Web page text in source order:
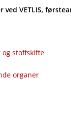
ved VETLIS,
og stoffskifte
organer